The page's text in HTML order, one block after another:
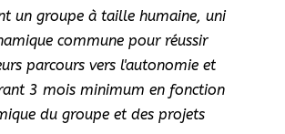
un groupe à taille humaine, uni
commune pour réussir
parcours vers l'autonomie et
3 mois minimum en fonction
du groupe et des projets